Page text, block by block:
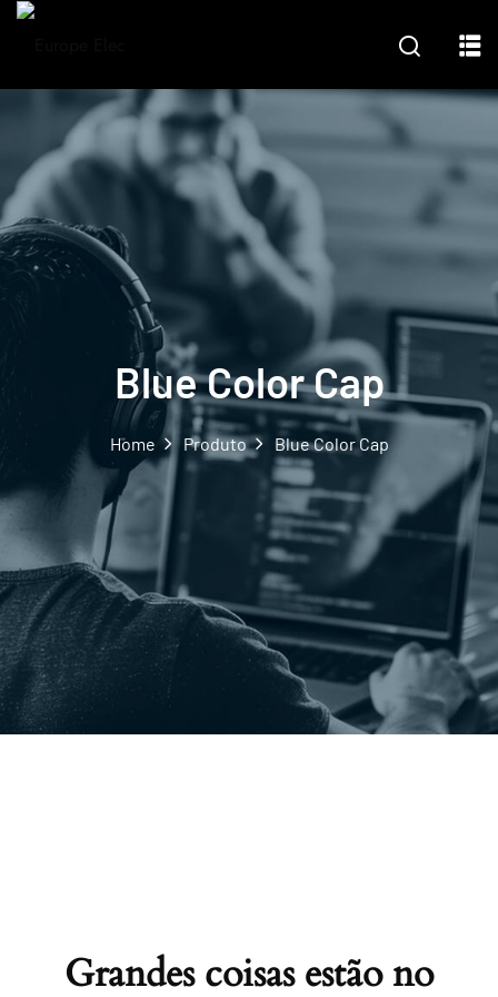
Blue Color Cap
Home Produto Blue Color Cap
Grandes coisas estão no